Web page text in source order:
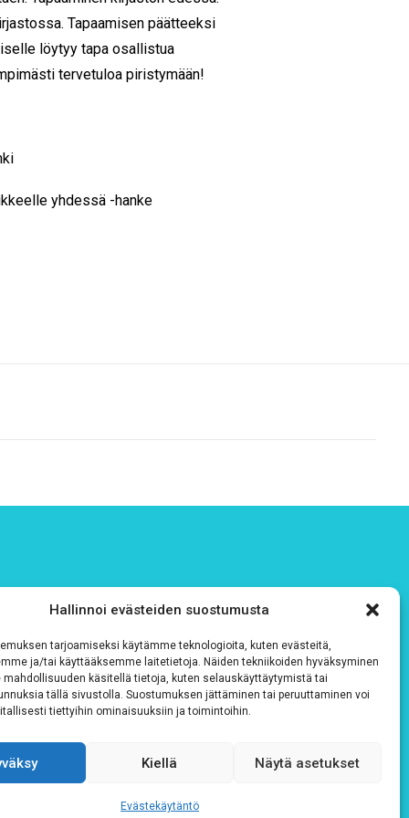
Hallinnoi evästeiden suostumusta
tarjoamiseksi käytämme teknologioita, kuten evästeitä,
ja/tai käyttääksemme laitetietoja. Näiden tekniikoiden hyväksyminen
mahdollisuuden käsitellä tietoja, kuten selauskäyttäytymistä tai
tällä sivustolla. Suostumuksen jättäminen tai peruuttaminen voi
tiettyihin ominaisuuksiin ja toimintoihin.
Kiellä Näytä asetukset
Evästekäytäntö
Tapaamisen päätteeksi
löytyy tapa osallistua
tervetuloa piristymään!
yhdessä -hanke